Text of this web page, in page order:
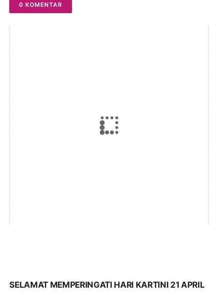
0 KOMENTAR
SELAMAT MEMPERINGATI HARI KARTINI 21 APRIL